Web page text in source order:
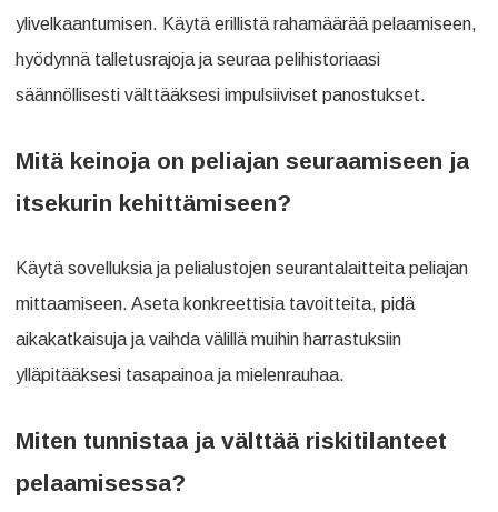
ylivelkaantumisen. Käytä erillistä rahamäärää pelaamiseen,
hyödynnä talletusrajoja ja seuraa pelihistoriaasi
säännöllisesti välttääksesi impulsiiviset panostukset.
Mitä keinoja on peliajan seuraamiseen ja
itsekurin kehittämiseen?
Käytä sovelluksia ja pelialustojen seurantalaitteita peliajan
mittaamiseen. Aseta konkreettisia tavoitteita, pidä
aikakatkaisuja ja vaihda välillä muihin harrastuksiin
ylläpitääksesi tasapainoa ja mielenrauhaa.
Miten tunnistaa ja välttää riskitilanteet
pelaamisessa?